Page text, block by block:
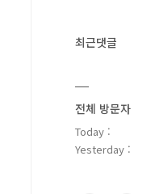
최근댓글
전체 방문자
Today :
Yesterday :